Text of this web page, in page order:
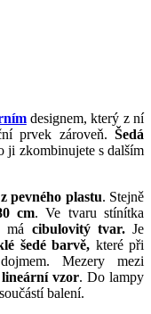
designem, který z ní
prvek zároveň. Šedá
ji zkombinujete s dalším
pevného plastu. Stejně
cm. Ve tvaru stínítka
má cibulovitý tvar.Je
šedé barvě, které při
Mezery mezi
vzor. Do lampy
balení.